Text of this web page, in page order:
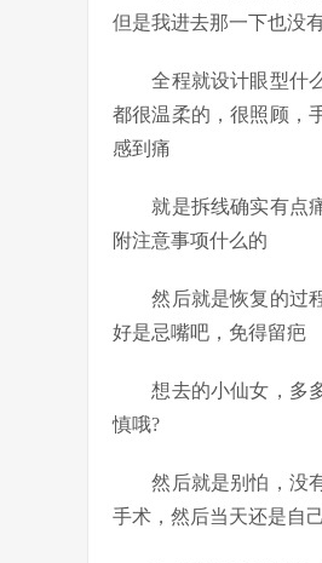
但是我进去那一下也没
全程就设计眼型什么
都很温柔的，很照顾，
感到痛
就是拆线确实有点痛
附注意事项什么的
然后就是恢复的过程
好是忌嘴吧，免得留疤
想去的小仙女，多多
慎哦?
然后就是别怕，没有
手术，然后当天还是自